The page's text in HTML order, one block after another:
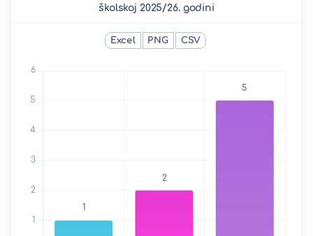
školskoj 2025/26. godini
Excel PNG CSV